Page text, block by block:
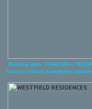
Rodinný dom - CHALUPA v
krásny výhľad, kompletne